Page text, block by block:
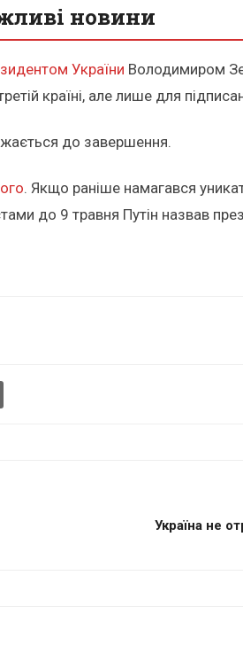
новини
України Володимиром
країні, але лише для
до завершення.
. Якщо раніше намагався
до 9 травня Путін назвав
Україна не